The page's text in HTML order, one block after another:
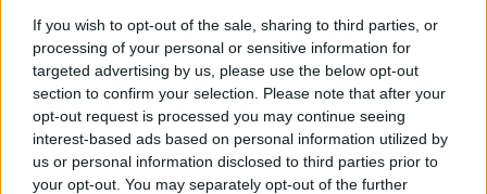
If you wish to opt-out of the sale, sharing to third parties, or
processing of your personal or sensitive information for
targeted advertising by us, please use the below opt-out
section to confirm your selection. Please note that after your
opt-out request is processed you may continue seeing
interest-based ads based on personal information utilized by
us or personal information disclosed to third parties prior to
your opt-out. You may separately opt-out of the further
A produkcióban megelevenednek a 007-es
ügynök alkotójának fiatalkori kalandjai,
akinek élete hasonlóan izgalmas,
eseménydús és szexuálisan túlfűtött volt,
akár világhírű alkotása - olvasható a
közleményben.